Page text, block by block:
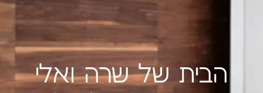
הבית של שרה ואלי